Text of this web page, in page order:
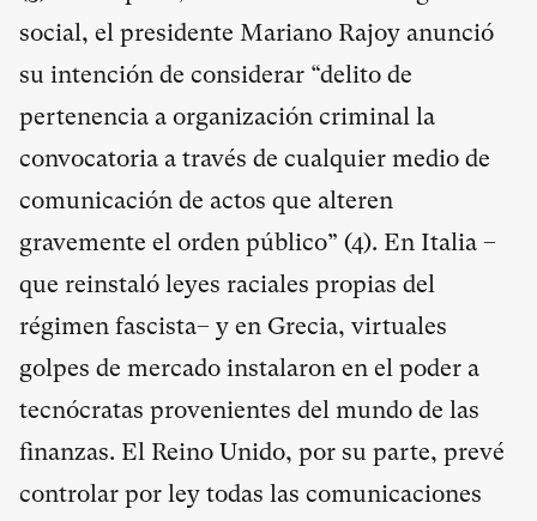
social, el presidente Mariano Rajoy anunció
su intención de considerar “delito de
pertenencia a organización criminal la
convocatoria a través de cualquier medio de
comunicación de actos que alteren
gravemente el orden público” (4). En Italia –
que reinstaló leyes raciales propias del
régimen fascista– y en Grecia, virtuales
golpes de mercado instalaron en el poder a
tecnócratas provenientes del mundo de las
finanzas. El Reino Unido, por su parte, prevé
controlar por ley todas las comunicaciones